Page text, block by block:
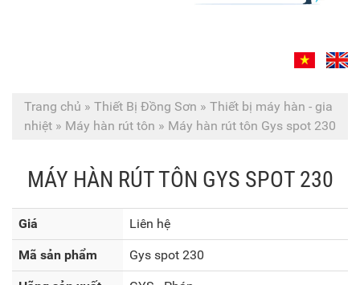
Trang chủ » Thiết Bị Đồng Sơn » Thiết bị máy hàn - gia
nhiệt » Máy hàn rút tôn » Máy hàn rút tôn Gys spot 230
MÁY HÀN RÚT TÔN GYS SPOT 230
Giá Liên hệ
Mã sản phẩm Gys spot 230